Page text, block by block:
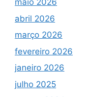
maio 2026
abril 2026
março 2026
fevereiro 2026
janeiro 2026
julho 2025